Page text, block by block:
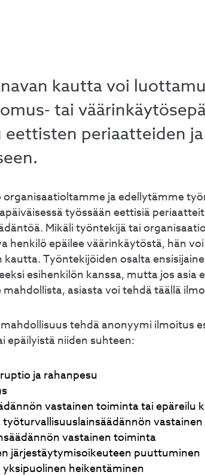
kautta voi
tai
eettisten periaatteiden
organisaatioltamme ja edellytämme
työssään eettisiä
Mikäli työntekijä tai
henkilö epäilee väärinkäytöstä, hän
kautta. Työntekijöiden osalta
esihenkilön kanssa, mutta jos asia
mahdollista, asiasta voi tehdä täällä
tehdä anonyymi ilmoitus
epäilyistä niiden suhteen:
ja rahanpesu
vastainen toiminta tai epäreilu
työturvallisuuslainsäädännön
vastainen toiminta
järjestäytymisoikeuteen puuttuminen
heikentäminen